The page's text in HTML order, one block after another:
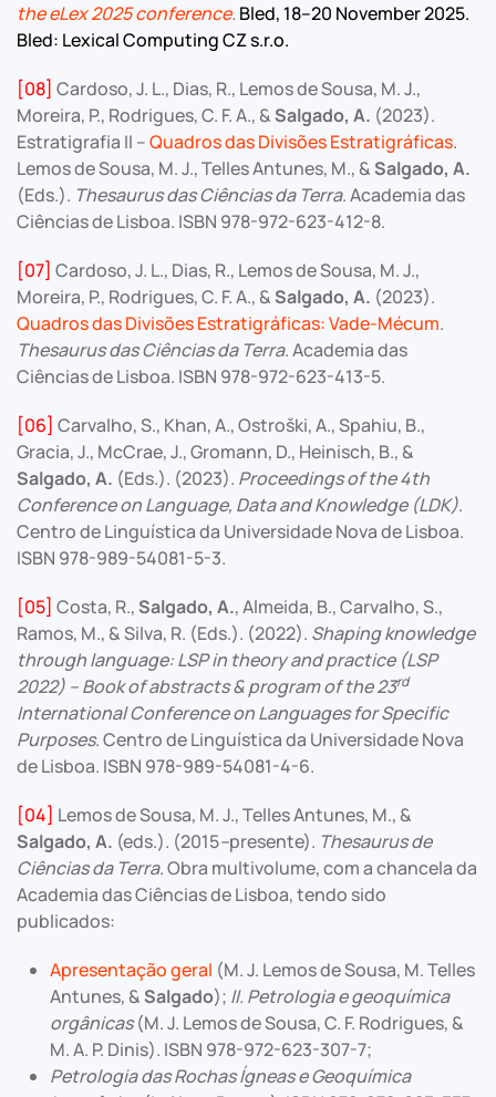
the eLex 2025 conference. Bled, 18–20 November 2025.
Bled: Lexical Computing CZ s.r.o.
[08] Cardoso, J. L., Dias, R., Lemos de Sousa, M. J.,
Moreira, P., Rodrigues, C. F. A., & Salgado, A. (2023).
Estratigrafia II –Quadros das Divisões Estratigráficas.
Lemos de Sousa, M. J., Telles Antunes, M., & Salgado, A.
(Eds.). Thesaurus das Ciências da Terra. Academia das
Ciências de Lisboa. ISBN 978-972-623-412-8.
[07] Cardoso, J. L., Dias, R., Lemos de Sousa, M. J.,
Moreira, P., Rodrigues, C. F. A., & Salgado, A. (2023).
Quadros das Divisões Estratigráficas: Vade-Mécum.
Thesaurus das Ciências da Terra. Academia das
Ciências de Lisboa. ISBN 978-972-623-413-5.
[06] Carvalho, S., Khan, A., Ostroški, A., Spahiu, B.,
Gracia, J., McCrae, J., Gromann, D., Heinisch, B., &
Salgado, A. (Eds.). (2023). Proceedings of the 4th
Conference on Language, Data and Knowledge (LDK).
Centro de Linguística da Universidade Nova de Lisboa.
ISBN 978-989-54081-5-3.
[05] Costa, R., Salgado, A., Almeida, B., Carvalho, S.,
Ramos, M., & Silva, R. (Eds.). (2022). Shaping knowledge
through language: LSP in theory and practice (LSP
2022) – Book of abstracts & program of the 23rd
International Conference on Languages for Specific
Purposes. Centro de Linguística da Universidade Nova
de Lisboa. ISBN 978-989-54081-4-6.
[04] Lemos de Sousa, M. J., Telles Antunes, M., &
Salgado, A. (eds.). (2015–presente). Thesaurus de
Ciências da Terra. Obra multivolume, com a chancela da
Academia das Ciências de Lisboa, tendo sido
publicados:
Apresentação geral (M. J. Lemos de Sousa, M. Telles
Antunes, & Salgado); II. Petrologia e geoquímica
orgânicas(M. J. Lemos de Sousa, C. F. Rodrigues, &
M. A. P. Dinis). ISBN 978-972-623-307-7;
Petrologia das Rochas Ígneas e Geoquímica